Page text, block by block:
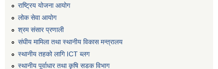
राष्ट्रिय योजना आयोग
लोक सेवा आयोग
श्रम संसार प्रणाली
संघीय मामिला तथा स्थानीय विकास मन्त्रालय
स्थानीय तहको लागि ICT ब्लग
स्थानीय पूर्वाधार तथा कृषि सडक विभाग